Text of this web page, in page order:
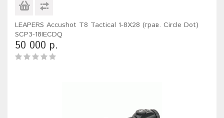
LEAPERS Accushot T8 Tactical 1-8X28 (грав. Circle Dot)
SCP3-18IECDQ
50 000 р.